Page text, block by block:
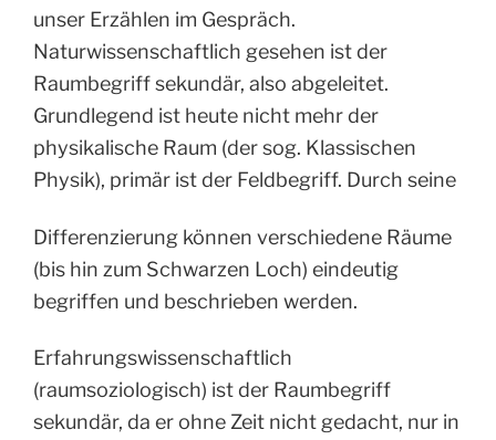
unser Erzählen im Gespräch.
Naturwissenschaftlich gesehen ist der
Raumbegriff sekundär, also abgeleitet.
Grundlegend ist heute nicht mehr der
physikalische Raum (der sog. Klassischen
Physik), primär ist der Feldbegriff. Durch seine
Differenzierung können verschiedene Räume
(bis hin zum Schwarzen Loch) eindeutig
begriffen und beschrieben werden.
Erfahrungswissenschaftlich
(raumsoziologisch) ist der Raumbegriff
sekundär, da er ohne Zeit nicht gedacht, nur in